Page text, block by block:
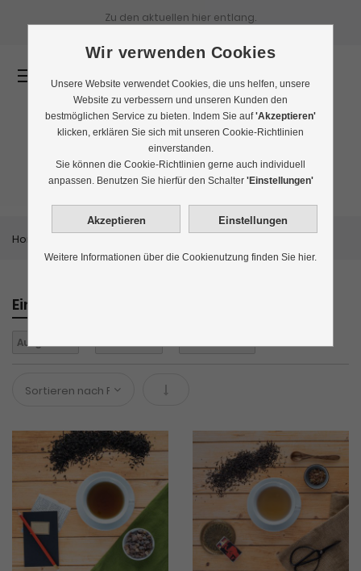
Zu den aktuellen hier entlang.
Rauchtee
Home
Einkaufen nach
Aufgüsse:
In absteigender Reihenfolge
Wir verwenden Cookies
Unsere Website verwendet Cookies, die uns helfen, unsere
Website zu verbessern und unseren Kunden den
bestmöglichen Service zu bieten. Indem Sie auf'Akzeptieren'
klicken, erklären Sie sich mit unseren Cookie-Richtlinien
einverstanden.
Sie können die Cookie-Richtlinien gerne auch individuell
anpassen. Benutzen Sie hierfür den Schalter 'Einstellungen'
Weitere Informationen über die Cookienutzung finden Sie hier.